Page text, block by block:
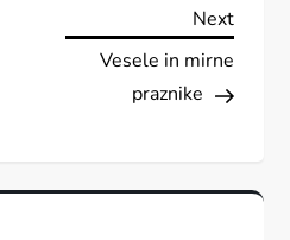
Next
Next
Vesele in mirne
praznike